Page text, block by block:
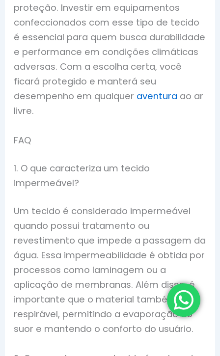
proteção. Investir em equipamentos
confeccionados com esse tipo de tecido
é essencial para quem busca durabilidade
e performance em condições climáticas
adversas. Com a escolha certa, você
ficará protegido e manterá seu
desempenho em qualquer aventura ao ar
livre.
FAQ
1. O que caracteriza um tecido
impermeável?
Um tecido é considerado impermeável
quando possui tratamento ou
revestimento que impede a passagem da
água. Essa impermeabilidade é obtida por
processos como laminagem ou a
aplicação de membranas. Além disso, é
importante que o material também seja
respirável, permitindo a evaporação do
suor e mantendo o conforto do usuário.